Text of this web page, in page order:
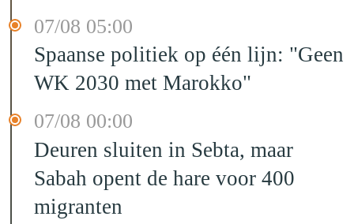
07/08 05:00
Spaanse politiek op één lijn: "Geen
WK 2030 met Marokko"
07/08 00:00
Deuren sluiten in Sebta, maar
Sabah opent de hare voor 400
migranten